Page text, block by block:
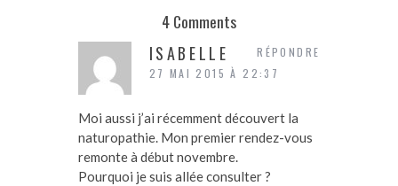
4 Comments
ISABELLE
27 MAI 2015 À 22:37
Moi aussi j’ai récemment découvert la
naturopathie. Mon premier rendez-vous
remonte à début novembre.
Pourquoi je suis allée consulter ?
RÉPONDRE